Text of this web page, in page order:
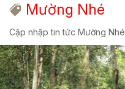
Mường Nhé
Cập nhập tin tức Mường Nhé